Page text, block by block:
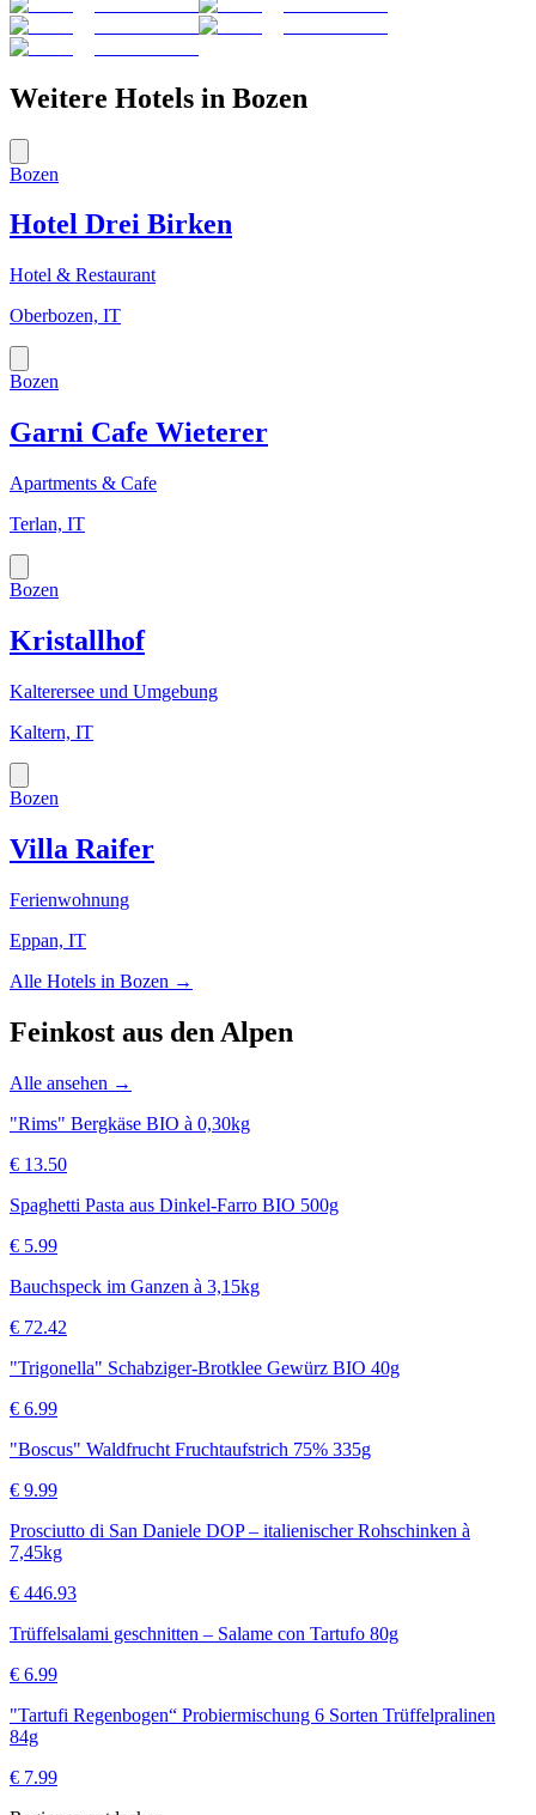
Weitere Hotels in Bozen
Bozen
Hotel Drei Birken
Hotel & Restaurant
Oberbozen, IT
Bozen
Garni Cafe Wieterer
Apartments & Cafe
Terlan, IT
Bozen
Kristallhof
Kalterersee und Umgebung
Kaltern, IT
Bozen
Villa Raifer
Ferienwohnung
Eppan, IT
Alle Hotels in Bozen →
Feinkost aus den Alpen
Alle ansehen →
"Rims" Bergkäse BIO à 0,30kg
€ 13.50
Spaghetti Pasta aus Dinkel-Farro BIO 500g
€ 5.99
Bauchspeck im Ganzen à 3,15kg
€ 72.42
"Trigonella" Schabziger-Brotklee Gewürz BIO 40g
€ 6.99
"Boscus" Waldfrucht Fruchtaufstrich 75% 335g
€ 9.99
Prosciutto di San Daniele DOP – italienischer Rohschinken à
7,45kg
€ 446.93
Trüffelsalami geschnitten – Salame con Tartufo 80g
€ 6.99
"Tartufi Regenbogen“ Probiermischung 6 Sorten Trüffelpralinen
84g
€ 7.99